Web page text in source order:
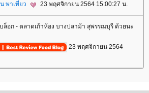
พาเที่ยว 23 พฤศจิกายน 2564 15:00:27 น.
อก - ตลาดเก้าห้อง บางปลาม้า สุพรรณบุรี ด้วยนะ
23 พฤศจิกายน 2564